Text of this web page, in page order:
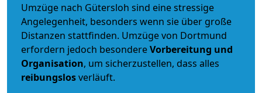
Umzüge nach Gütersloh sind eine stressige
Angelegenheit, besonders wenn sie über große
Distanzen stattfinden. Umzüge von Dortmund
erfordern jedoch besondereVorbereitung und
Organisation, um sicherzustellen, dass alles
reibungslosverläuft.